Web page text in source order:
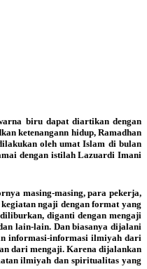
biru dapat diartikan dengan
ketenangann hidup, Ramadhan
oleh umat Islam di bulan
dengan istilah Lazuardi Imani
masing-masing, para pekerja,
ngaji dengan format yang
diganti dengan mengaji
lain-lain. Dan biasanya dijalani
informasi-informasi ilmiyah dari
dari mengaji. Karena dijalankan
ilmiyah dan spiritualitas yang